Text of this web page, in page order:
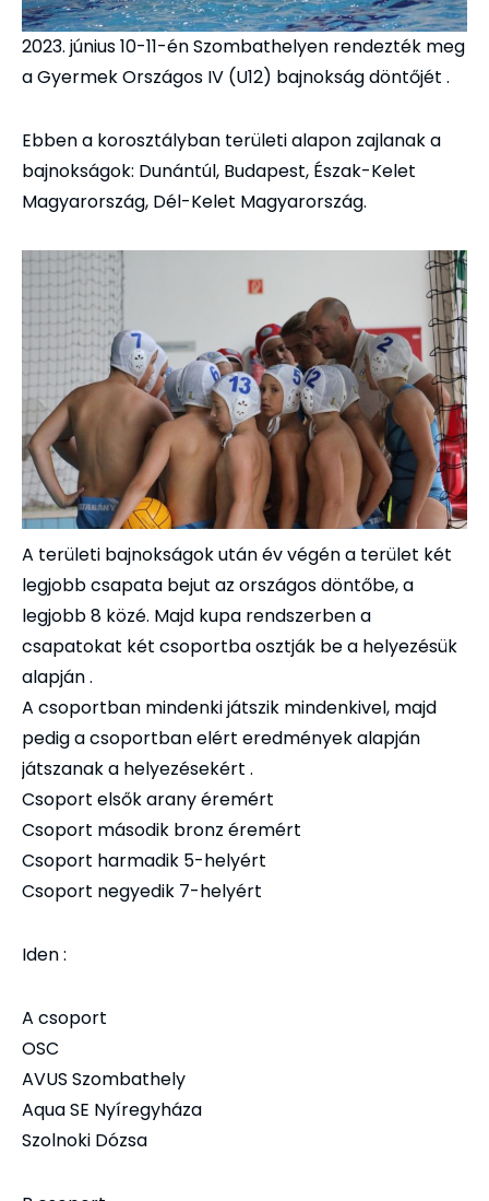
2023. június 10-11-én Szombathelyen rendezték meg
a Gyermek Országos IV (U12) bajnokság döntőjét .
Ebben a korosztályban területi alapon zajlanak a
bajnokságok: Dunántúl, Budapest, Észak-Kelet
Magyarország, Dél-Kelet Magyarország.
A területi bajnokságok után év végén a terület két
legjobb csapata bejut az országos döntőbe, a
legjobb 8 közé. Majd kupa rendszerben a
csapatokat két csoportba osztják be a helyezésük
alapján .
A csoportban mindenki játszik mindenkivel, majd
pedig a csoportban elért eredmények alapján
játszanak a helyezésekért .
Csoport elsők arany éremért
Csoport második bronz éremért
Csoport harmadik 5-helyért
Csoport negyedik 7-helyért
Iden :
A csoport
OSC
AVUS Szombathely
Aqua SE Nyíregyháza
Szolnoki Dózsa